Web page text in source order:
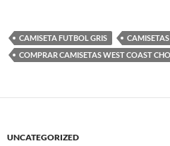
CAMISETA FUTBOL GRIS
COMPRAR CAMISETAS WEST COAST
UNCATEGORIZED